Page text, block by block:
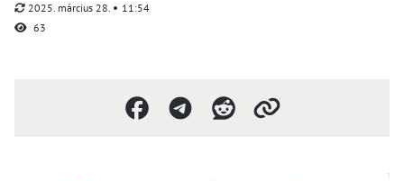
2025. március 28.
11:54
63